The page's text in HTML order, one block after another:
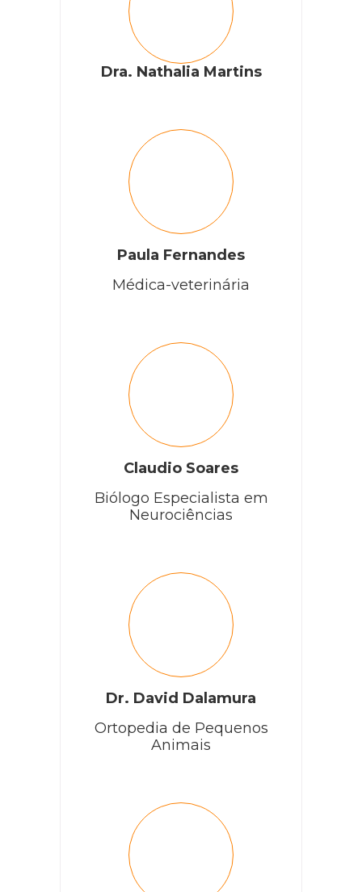
Dra. Nathalia Martins
Paula Fernandes
Médica-veterinária
Claudio Soares
Biólogo Especialista em
Neurociências
Dr. David Dalamura
Ortopedia de Pequenos
Animais